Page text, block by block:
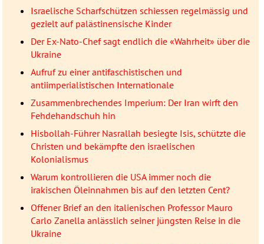
Israelische Scharfschützen schiessen regelmässig und
gezielt auf palästinensische Kinder
Der Ex-Nato-Chef sagt endlich die «Wahrheit» über die
Ukraine
Aufruf zu einer antifaschistischen und
antiimperialistischen Internationale
Zusammenbrechendes Imperium: Der Iran wirft den
Fehdehandschuh hin
Hisbollah-Führer Nasrallah besiegte Isis, schützte die
Christen und bekämpfte den israelischen
Kolonialismus
Warum kontrollieren die USA immer noch die
irakischen Öleinnahmen bis auf den letzten Cent?
Offener Brief an den italienischen Professor Mauro
Carlo Zanella anlässlich seiner jüngsten Reise in die
Ukraine